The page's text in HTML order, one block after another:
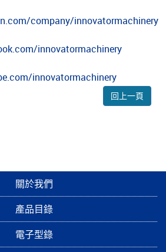
company/innovatormachinery
innovatormachinery
innovatormachinery
回上一頁
關於我們
產品目錄
電子型錄